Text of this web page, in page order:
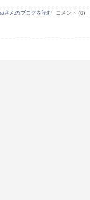
さんのブログを読む コメント (0)